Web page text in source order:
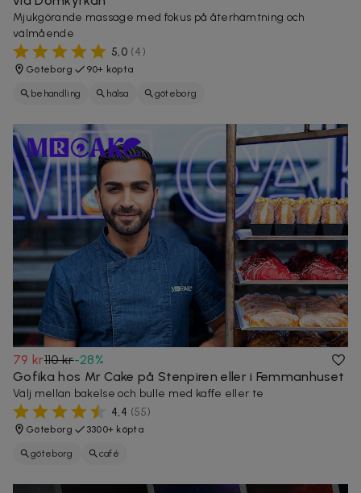
Mjukgörande massage med fokus på återhämtning och
välmående
5,0 (4)
Göteborg 90+ köpta
behandling hälsa göteborg
79 kr110 kr-28%
Gofika hos Mr Cake på Stenpiren eller i Femmanhuset
Välj mellan bakelse och bulle med kaffe eller te
4,4 (55)
Göteborg 3300+ köpta
göteborg café